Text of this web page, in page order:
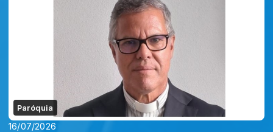
Paróquia
16/07/2026